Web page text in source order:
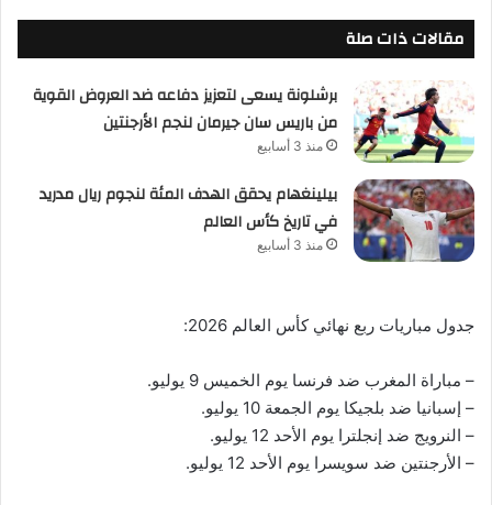
مقالات ذات صلة
برشلونة يسعى لتعزيز دفاعه ضد العروض القوية
من باريس سان جيرمان لنجم الأرجنتين
منذ 3 أسابيع
بيلينغهام يحقق الهدف المئة لنجوم ريال مدريد
في تاريخ كأس العالم
منذ 3 أسابيع
جدول مباريات ربع نهائي كأس العالم 2026:
– مباراة المغرب ضد فرنسا يوم الخميس 9 يوليو.
– إسبانيا ضد بلجيكا يوم الجمعة 10 يوليو.
– النرويج ضد إنجلترا يوم الأحد 12 يوليو.
– الأرجنتين ضد سويسرا يوم الأحد 12 يوليو.